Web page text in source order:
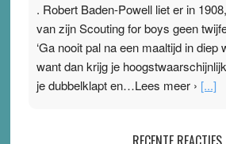
. Robert Baden-Powell liet er in
van zijn Scouting for boys geen
‘Ga nooit pal na een maaltijd in
want dan krijg je
je dubbelklapt en…Lees meer › [...]